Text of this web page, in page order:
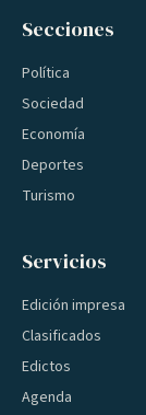
Secciones
Política
Sociedad
Economía
Deportes
Turismo
Servicios
Edición impresa
Clasificados
Edictos
Agenda